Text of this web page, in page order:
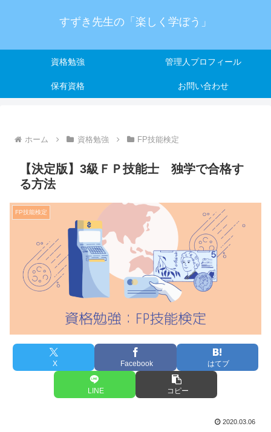
すずき先生の「楽しく学ぼう」
資格勉強 管理人プロフィール
保有資格 お問い合わせ
ホーム 資格勉強 FP技能検定
【決定版】3級ＦＰ技能士 独学で合格す
る方法
FP技能検定
X Facebook はてブ
LINE コピー
2020.03.06